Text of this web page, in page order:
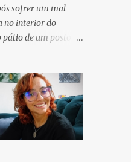
sofrer um mal
no interior do
pátio de um posto de
com informações da
foi acionada por
relatos de que
dentro de
resgate foram